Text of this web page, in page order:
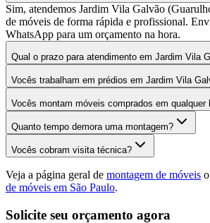
Sim, atendemos Jardim Vila Galvão
de móveis de forma rápida e profissional.
WhatsApp para um orçamento na hora.
Qual o prazo para atendimento em Jardim Vila
Vocês trabalham em prédios em Jardim Vila
Vocês montam móveis comprados em qualquer
Quanto tempo demora uma montagem?
Vocês cobram visita técnica?
Veja a página geral de montagem de móveis
de móveis em São Paulo.
Solicite seu orçamento agora